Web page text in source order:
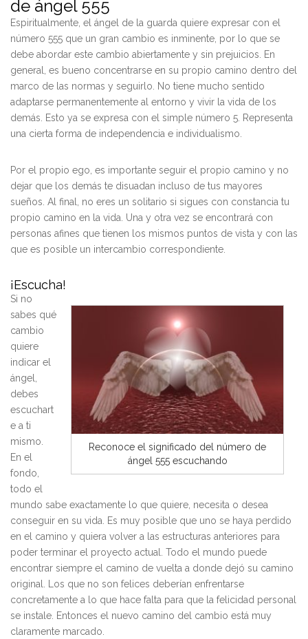
de ángel 555
Espiritualmente, el ángel de la guarda quiere expresar con el
número 555 que un gran cambio es inminente, por lo que se
debe abordar este cambio abiertamente y sin prejuicios. En
general, es bueno concentrarse en su propio camino dentro del
marco de las normas y seguirlo. No tiene mucho sentido
adaptarse permanentemente al entorno y vivir la vida de los
demás. Esto ya se expresa con el simple número 5. Representa
una cierta forma de independencia e individualismo.
Por el propio ego, es importante seguir el propio camino y no
dejar que los demás te disuadan incluso de tus mayores
sueños. Al final, no eres un solitario si sigues con constancia tu
propio camino en la vida. Una y otra vez se encontrará con
personas afines que tienen los mismos puntos de vista y con las
que es posible un intercambio correspondiente.
¡Escucha!
Reconoce el significado del número de
ángel 555 escuchando
Si no
sabes qué
cambio
quiere
indicar el
ángel,
debes
escuchart
e a ti
mismo.
En el
fondo,
todo el
mundo sabe exactamente lo que quiere, necesita o desea
conseguir en su vida. Es muy posible que uno se haya perdido
en el camino y quiera volver a las estructuras anteriores para
poder terminar el proyecto actual. Todo el mundo puede
encontrar siempre el camino de vuelta a donde dejó su camino
original. Los que no son felices deberían enfrentarse
concretamente a lo que hace falta para que la felicidad personal
se instale. Entonces el nuevo camino del cambio está muy
claramente marcado.